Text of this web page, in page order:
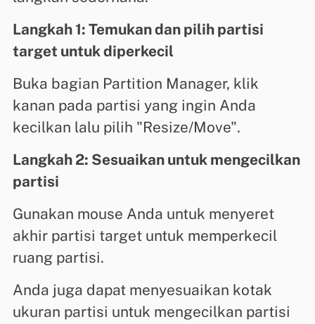
Langkah 1: Temukan dan pilih partisi
target untuk diperkecil
Buka bagian Partition Manager, klik
kanan pada partisi yang ingin Anda
kecilkan lalu pilih "Resize/Move".
Langkah 2: Sesuaikan untuk mengecilkan
partisi
Gunakan mouse Anda untuk menyeret
akhir partisi target untuk memperkecil
ruang partisi.
Anda juga dapat menyesuaikan kotak
ukuran partisi untuk mengecilkan partisi